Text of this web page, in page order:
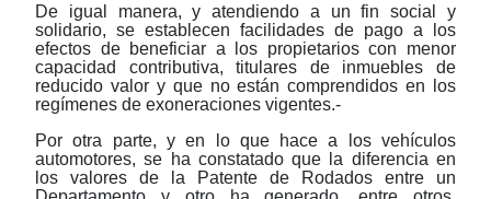
De igual manera, y atendiendo a un fin social y
solidario, se establecen facilidades de pago a los
efectos de beneficiar a los propietarios con menor
capacidad contributiva, titulares de inmuebles de
reducido valor y que no están comprendidos en los
regímenes de exoneraciones vigentes.-
Por otra parte, y en lo que hace a los vehículos
automotores, se ha constatado que la diferencia en
los valores de la Patente de Rodados entre un